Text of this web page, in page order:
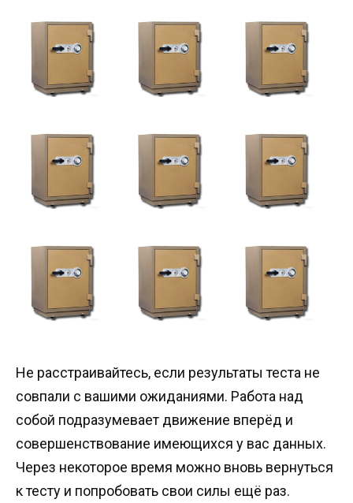
Не расстраивайтесь, если результаты теста не
совпали с вашими ожиданиями. Работа над
собой подразумевает движение вперёд и
совершенствование имеющихся у вас данных.
Через некоторое время можно вновь вернуться
к тесту и попробовать свои силы ещё раз.